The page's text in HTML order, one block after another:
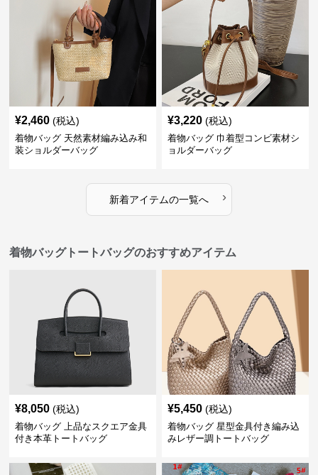
¥2,460 (税込)
着物バッグ 天然素材編み込み和
装ショルダーバッグ
¥3,220 (税込)
着物バッグ 巾着型コンビ素材シ
ョルダーバッグ
新着アイテムの一覧へ ›
着物バッグトートバッグのおすすめアイテム
¥8,050 (税込)
着物バッグ 上品なスクエア金具
付き本革トートバッグ
¥5,450 (税込)
着物バッグ 星型金具付き編み込
みレザー調トートバッグ